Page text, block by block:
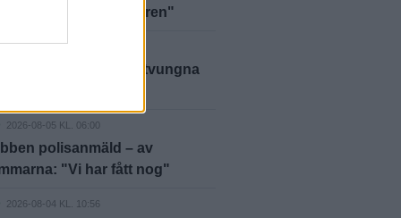
inte ut under sommaren"
2026-08-05 KL. 09:00
inga alternativ – tvungna
2026-08-05 KL. 06:00
polisanmäld – av
"Vi har fått nog"
2026-08-04 KL. 10:56